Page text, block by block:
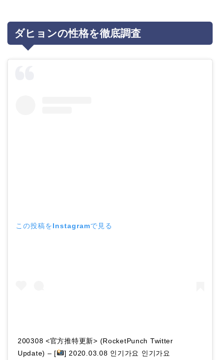
ダヒョンの性格を徹底調査
この投稿をInstagramで見る
200308 <官方推特更新> (RocketPunch Twitter
Update) – [
] 2020.03.08 인기가요 인기가요